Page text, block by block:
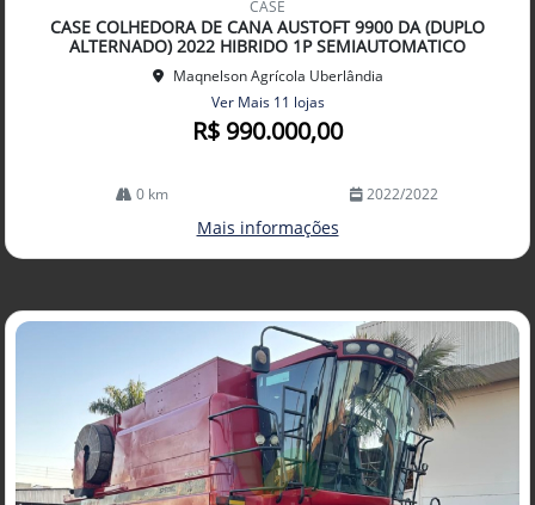
lhe
CASE
CASE COLHEDORA DE CANA AUSTOFT 9900 DA (DUPLO
ALTERNADO) 2022 HIBRIDO 1P SEMIAUTOMATICO
Maqnelson Agrícola Uberlândia
Ver Mais 11 lojas
R$ 990.000,00
0 km 2022/2022
Mais informações